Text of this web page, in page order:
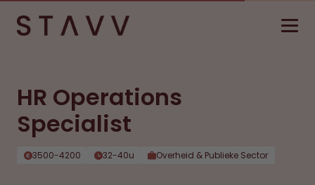
HR Operations
Specialist
3500-4200 32-40u Overheid & Publieke Sector